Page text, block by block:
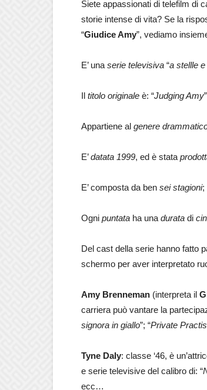
Siete appassionati di telefilm di
storie intense di vita? Se la
“Giudice Amy”, vediamo
E’ una serie televisiva “a stellle
Il titolo originale è: “Judging Amy
Appartiene al genere
E’datata 1999, ed è stata
E’ composta da ben sei stagioni;
Ogni puntata ha una durata di
Del cast della serie hanno fatto
schermo per aver interpretato
Amy Brenneman (interpreta il
carriera può vantare la
signora in giallo”; “Private
Tyne Daly: classe ‘46, è
e serie televisive del calibro di: “
ecc…